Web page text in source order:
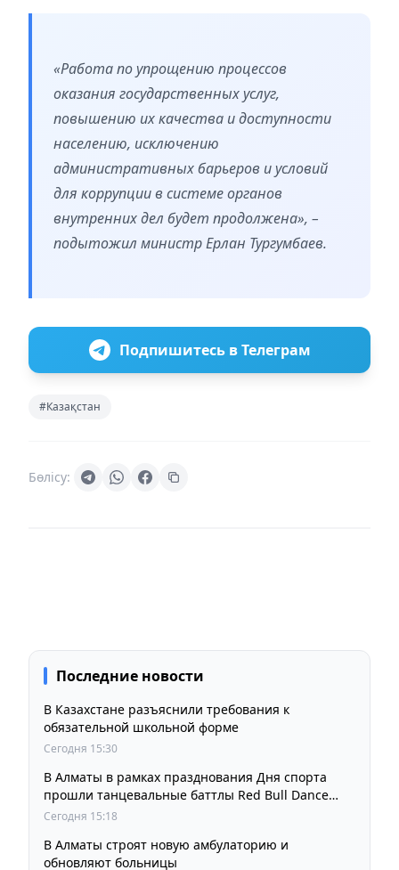
«Работа по упрощению процессов
оказания государственных услуг,
повышению их качества и доступности
населению, исключению
административных барьеров и условий
для коррупции в системе органов
внутренних дел будет продолжена», –
подытожил министр Ерлан Тургумбаев.
Подпишитесь в Телеграм
#Казақстан
Бөлісу:
Последние новости
В Казахстане разъяснили требования к
обязательной школьной форме
Сегодня 15:30
В Алматы в рамках празднования Дня спорта
прошли танцевальные баттлы Red Bull Dance
Your Style
Сегодня 15:18
В Алматы строят новую амбулаторию и
обновляют больницы